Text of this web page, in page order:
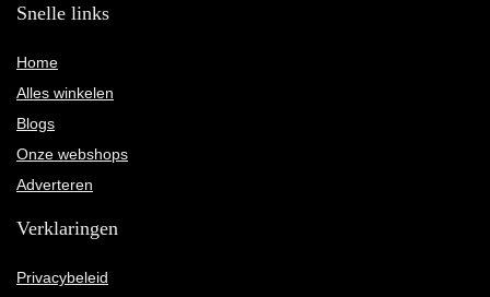
Snelle links
Home
Alles winkelen
Blogs
Onze webshops
Adverteren
Verklaringen
Privacybeleid